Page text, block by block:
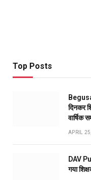
Top Posts
दिनकर
वार्षिक
APRIL
DAV
गया